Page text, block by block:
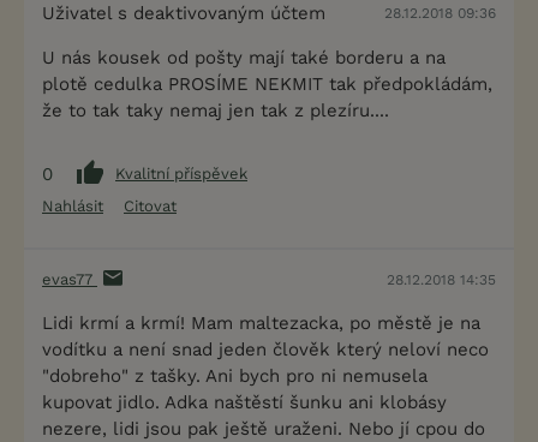
Uživatel s deaktivovaným účtem 28.12.2018 09:36
U nás kousek od pošty mají také borderu a na
plotě cedulka PROSÍME NEKMIT tak předpokládám,
že to tak taky nemaj jen tak z plezíru....
0
Kvalitní příspěvek
Nahlásit
Citovat
evas77 28.12.2018 14:35
Lidi krmí a krmí! Mam maltezacka, po městě je na
vodítku a není snad jeden člověk který neloví neco
"dobreho" z tašky. Ani bych pro ni nemusela
kupovat jidlo. Adka naštěstí šunku ani klobásy
nezere, lidi jsou pak ještě uraženi. Nebo jí cpou do